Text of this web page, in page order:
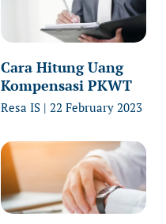
Cara Hitung Uang
Kompensasi PKWT
Resa IS 22 February 2023